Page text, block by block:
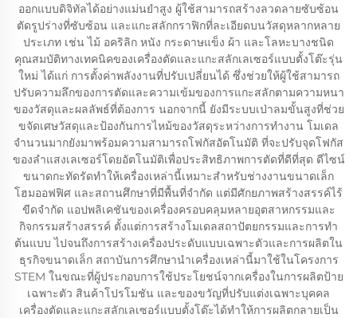
ออกแบบดิจิทัลได้อย่างแม่นยำสูง ผู้ใช้สามารถสร้างลวดลายซับซ้อน
ตัดรูปร่างที่ซับซ้อน และแกะสลักกราฟิกที่ละเอียดบนวัสดุหลากหลาย
ประเภท เช่น ไม้ อคริลิก หนัง กระดาษแข็ง ผ้า และโลหะบางชนิด
คุณสมบัติทางเทคนิคของเครื่องตัดและแกะสลักเลเซอร์แบบตั้งโต๊ะรุ่น
ใหม่ ได้แก่ การตั้งค่าพลังงานที่ปรับเปลี่ยนได้ ซึ่งช่วยให้ผู้ใช้สามารถ
ปรับความลึกของการตัดและความเข้มของการแกะสลักตามความหนา
ของวัสดุและผลลัพธ์ที่ต้องการ นอกจากนี้ ยังมีระบบเป่าลมขั้นสูงที่ช่วย
ขจัดเศษวัสดุและป้องกันการไหม้ของวัสดุระหว่างการทำงาน โมเดล
จำนวนมากยังมาพร้อมความสามารถโฟกัสอัตโนมัติ ที่จะปรับจุดโฟกัส
ของลำแสงเลเซอร์โดยอัตโนมัติเพื่อประสิทธิภาพการตัดที่ดีที่สุด ดีไซน์
ขนาดกะทัดรัดทำให้เครื่องเหล่านี้เหมาะสำหรับช่างงานขนาดเล็ก
โฮมออฟฟิศ และสถานศึกษาที่มีพื้นที่จำกัด แต่มีศักยภาพสร้างสรรค์ไร้
ขีดจำกัด แอปพลิเคชันของเครื่องครอบคลุมหลายอุตสาหกรรมและ
กิจกรรมสร้างสรรค์ ตั้งแต่การสร้างโมเดลสถาปัตยกรรมและการทำ
ต้นแบบ ไปจนถึงการสร้างเครื่องประดับแบบเฉพาะตัวและการผลิตใน
ธุรกิจขนาดเล็ก สถาบันการศึกษานำเครื่องเหล่านี้มาใช้ในโครงการ
STEM ในขณะที่ผู้ประกอบการใช้ประโยชน์จากเครื่องในการผลิตป้าย
เฉพาะตัว สินค้าโปรโมชัน และของขวัญที่ปรับแต่งเฉพาะบุคคล
เครื่องตัดและแกะสลักเลเซอร์แบบตั้งโต๊ะได้ทำให้การผลิตกลายเป็น